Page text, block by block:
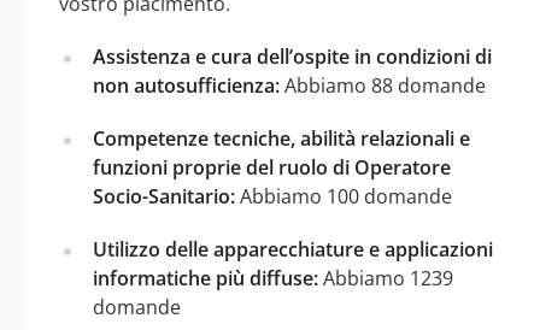
Assistenza e cura dell’ospite in condizioni di
non autosufficienza:Abbiamo 88 domande
Competenze tecniche, abilità relazionali e
funzioni proprie del ruolo di Operatore
Socio-Sanitario:Abbiamo 100 domande
Utilizzo delle apparecchiature e applicazioni
informatiche più diffuse:Abbiamo 1239
domande